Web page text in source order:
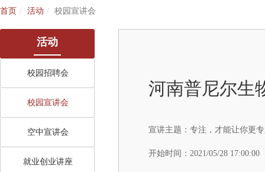
首页 活动 校园宣讲会
活动
校园招聘会
校园宣讲会
空中宣讲会
就业创业讲座
河南普尼尔生
宣讲主题： 专注，才能让你更
开始时间： 2021/05/28 17:00:00